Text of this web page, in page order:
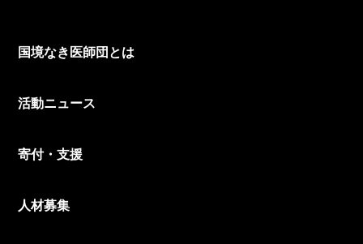
国境なき医師団とは
活動ニュース
寄付・支援
人材募集